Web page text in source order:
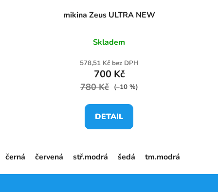
mikina Zeus ULTRA NEW
Skladem
578,51 Kč bez DPH
700 Kč
780 Kč (–10 %)
DETAIL
černá červená stř.modrá šedá tm.modrá